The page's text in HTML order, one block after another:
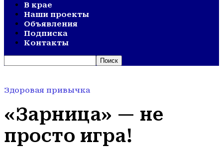
В крае
Наши проекты
Объявления
Подписка
Контакты
Здоровая привычка
«Зарница» — не
просто игра!